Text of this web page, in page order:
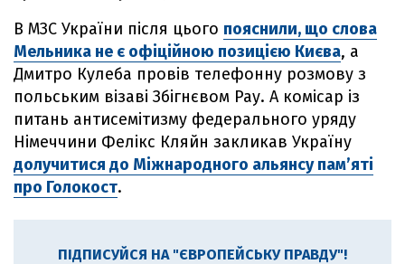
В МЗС України після цього пояснили, що слова
Мельника не є офіційною позицією Києва, а
Дмитро Кулеба провів телефонну розмову з
польським візаві Збігнєвом Рау. А комісар із
питань антисемітизму федерального уряду
Німеччини Фелікс Кляйн закликав Україну
долучитися до Міжнародного альянсу пам’яті
про Голокост.
ПІДПИСУЙСЯ НА "ЄВРОПЕЙСЬКУ ПРАВДУ"!